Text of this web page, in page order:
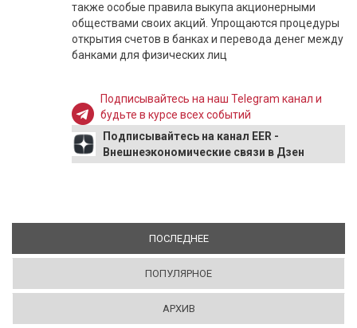
также особые правила выкупа акционерными
обществами своих акций. Упрощаются процедуры
открытия счетов в банках и перевода денег между
банками для физических лиц
Подписывайтесь на наш Telegram канал и
будьте в курсе всех событий
Подписывайтесь на канал EER -
Внешнеэкономические связи в Дзен
ПОСЛЕДНЕЕ(АКТИВНАЯ ВКЛАДКА)
ПОПУЛЯРНОЕ
АРХИВ